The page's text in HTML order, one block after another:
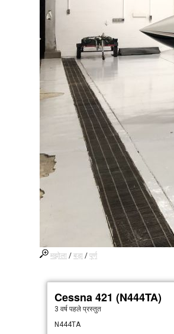
मझोला /बड़ा /पूर्ण
Cessna 421 (N444TA)
3 वर्ष पहले प्रस्तुत
N444TA